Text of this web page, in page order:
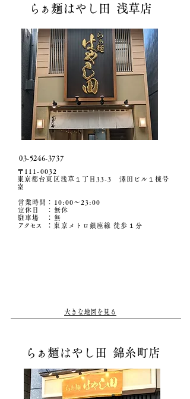
ら ぁ麺はやし田 浅草店
03-5246-3737
〒111-0032
東京都台東区浅草１丁目33-3 澤田ビル１棟号
室
営業時間：10:00〜23:00
定休日 ：無休
駐車場
​ ：無
アクセ ス ：東京メトロ銀座線 徒歩１分
大きな地図を見る
ら ぁ麺はやし田 錦糸町店